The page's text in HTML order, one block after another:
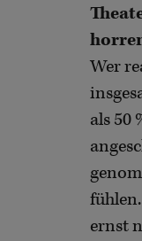
Wer
als 50
ernst